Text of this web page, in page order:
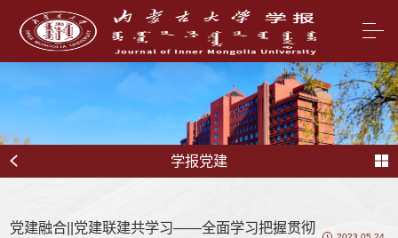
学报党建
党建融合||党建联建共学习——全面学习把握贯彻